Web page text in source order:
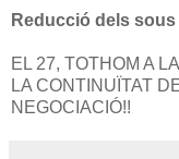
Reducció dels
EL 27, TOTHOM A
LA CONTINUÏTAT
NEGOCIACIÓ!!